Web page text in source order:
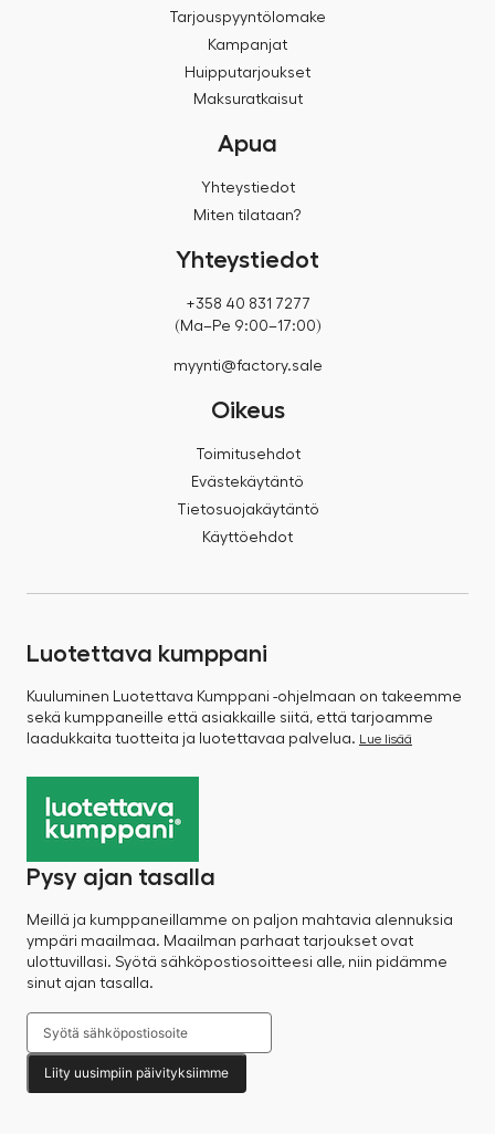
Tarjouspyyntölomake
Kampanjat
Huipputarjoukset
Maksuratkaisut
Apua
Yhteystiedot
Miten tilataan?
Yhteystiedot
+358 40 831 7277
(Ma–Pe 9:00–17:00)
myynti@factory.sale
Oikeus
Toimitusehdot
Evästekäytäntö
Tietosuojakäytäntö
Käyttöehdot
Luotettava kumppani
Kuuluminen Luotettava Kumppani -ohjelmaan on takeemme
sekä kumppaneille että asiakkaille siitä, että tarjoamme
laadukkaita tuotteita ja luotettavaa palvelua. Lue lisää
Pysy ajan tasalla
Meillä ja kumppaneillamme on paljon mahtavia alennuksia
ympäri maailmaa. Maailman parhaat tarjoukset ovat
ulottuvillasi. Syötä sähköpostiosoitteesi alle, niin pidämme
sinut ajan tasalla.
Liity uusimpiin päivityksiimme